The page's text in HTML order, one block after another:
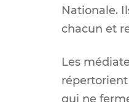
Nationale.
chacun et
Les
qui ne